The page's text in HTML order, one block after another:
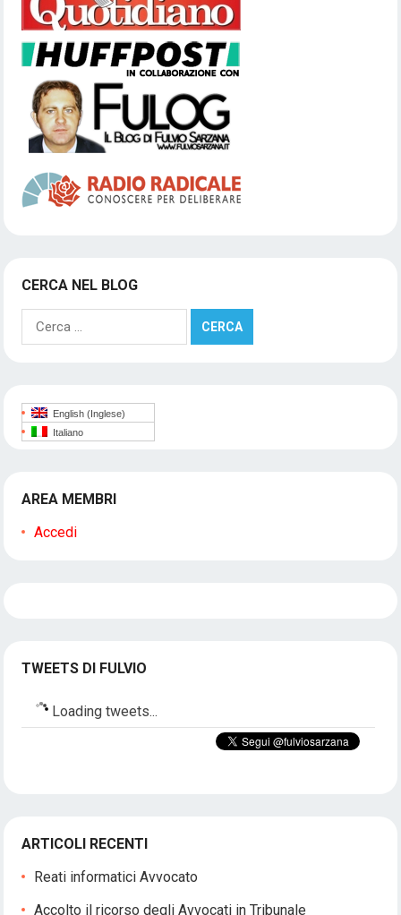
CERCA NEL BLOG
Ricerca
per:
English (Inglese)
Italiano
AREA MEMBRI
Accedi
TWEETS DI FULVIO
Loading tweets...
ARTICOLI RECENTI
Reati informatici Avvocato
Accolto il ricorso degli Avvocati in Tribunale